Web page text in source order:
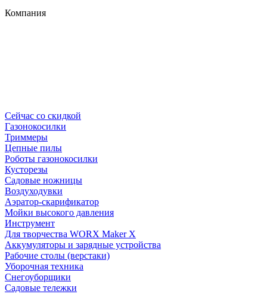
Компания
Сейчас со скидкой
Газонокосилки
Триммеры
Цепные пилы
Роботы газонокосилки
Кусторезы
Садовые ножницы
Воздуходувки
Аэратор-скарификатор
Мойки высокого давления
Инструмент
Для творчества WORX Maker X
Аккумуляторы и зарядные устройства
Рабочие столы (верстаки)
Уборочная техника
Снегоуборщики
Садовые тележки